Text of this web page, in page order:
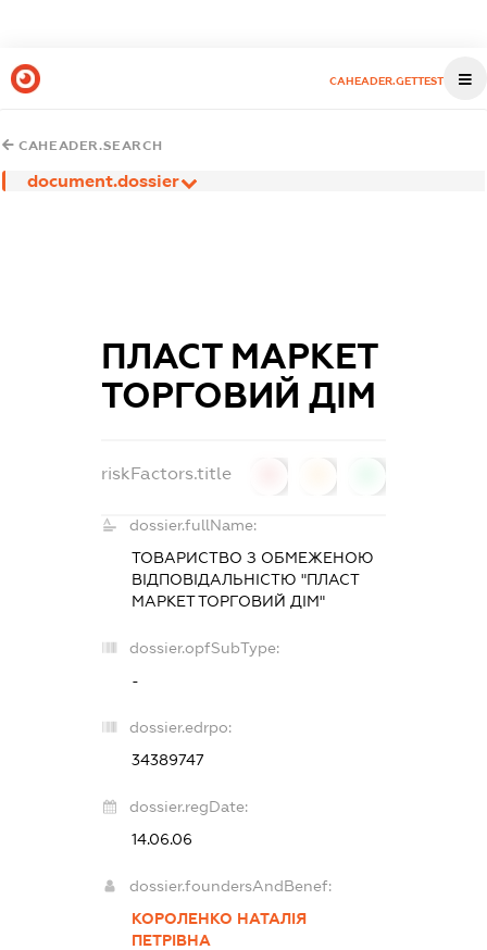
CAHEADER.GETTEST
CAHEADER.SEARCH
document.dossier
ПЛАСТ МАРКЕТ
ТОРГОВИЙ ДІМ
riskFactors.title
dossier.fullName:
ТОВАРИСТВО З ОБМЕЖЕНОЮ
ВІДПОВІДАЛЬНІСТЮ "ПЛАСТ
МАРКЕТ ТОРГОВИЙ ДІМ"
dossier.opfSubType:
-
dossier.edrpo:
34389747
dossier.regDate:
14.06.06
dossier.foundersAndBenef:
КОРОЛЕНКО НАТАЛІЯ
ПЕТРІВНА